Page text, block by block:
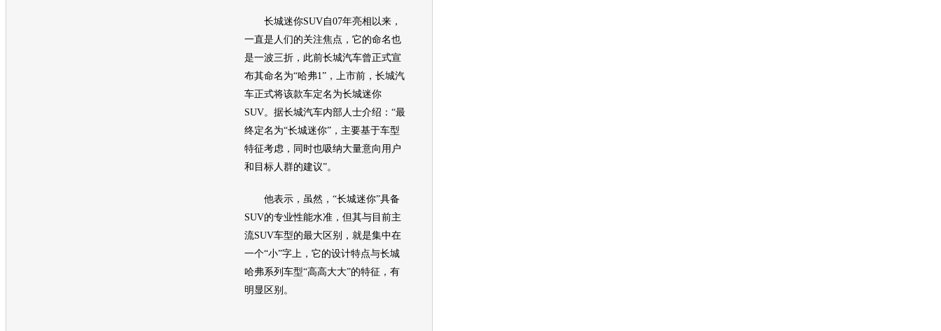
长城迷你SUV自07年亮相以来，
一直是人们的关注焦点，它的命名也
是一波三折，此前长城汽车曾正式宣
布其命名为“哈弗1”，上市前，长城汽
车正式将该款车定名为长城迷你
SUV。据长城汽车内部人士介绍：“最
终定名为“长城迷你”，主要基于车型
特征考虑，同时也吸纳大量意向用户
和目标人群的建议”。
他表示，虽然，“长城迷你”具备
SUV的专业性能水准，但其与目前主
流SUV车型的最大区别，就是集中在
一个“小”字上，它的设计特点与长城
哈弗系列车型“高高大大”的特征，有
明显区别。